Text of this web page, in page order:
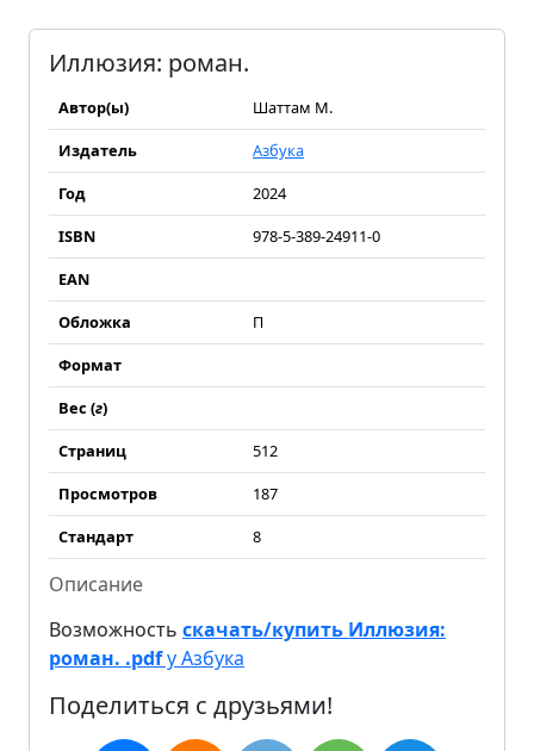
Иллюзия: роман.
Автор(ы)
Шаттам М.
Издатель
Азбука
Год
2024
ISBN
978-5-389-24911-0
EAN
Обложка
П
Формат
Вес (г)
Страниц
512
Просмотров
187
Стандарт
8
Описание
Возможность скачать/купить Иллюзия:
роман. .pdfу Азбука
Поделиться с друзьями!